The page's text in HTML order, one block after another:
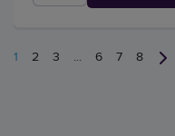
1 2 3 ... 6 7 8